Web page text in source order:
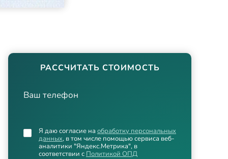
РАССЧИТАТЬ СТОИМОСТЬ
Ваш телефон
Я даю согласие на обработку персональных
данных, в том числе помощью сервиса веб-
аналитики "Яндекс.Метрика", в
соответствии с Политикой ОПД